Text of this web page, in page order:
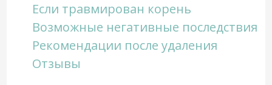
Если травмирован корень
Возможные негативные последствия
Рекомендации после удаления
Отзывы